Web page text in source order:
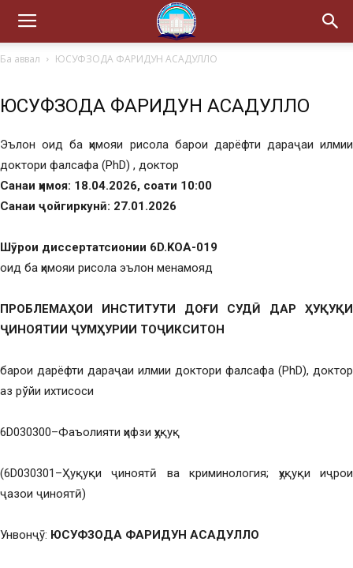
Ба аввал ЮСУФЗОДА ФАРИДУН АСАДУЛЛО
ЮСУФЗОДА ФАРИДУН АСАДУЛЛО
Эълон оид ба ҳимояи рисола барои дарёфти дараҷаи илмии
доктори фалсафа (PhD) , доктор
Санаи ҳимоя: 18.04.2026, соати 10:00
Санаи ҷойгиркунӣ: 27.01.2026
Шӯрои диссертатсионии 6D.KOA-019
оид ба ҳимояи рисола эълон менамояд
ПРОБЛЕМАҲОИ ИНСТИТУТИ ДОҒИ СУДӢ ДАР ҲУҚУҚИ
ҶИНОЯТИИ ҶУМҲУРИИ ТОҶИКСИТОН
барои дарёфти дараҷаи илмии доктори фалсафа (PhD), доктор
аз рўйи ихтисоси
6D030300–Фаъолияти ҳифзи ҳуқуқ
(6D030301–Ҳуқуқи ҷиноятӣ ва криминология; ҳуқуқи иҷрои
ҷазои ҷиноятӣ)
Унвонҷӯ: ЮСУФЗОДА ФАРИДУН АСАДУЛЛО